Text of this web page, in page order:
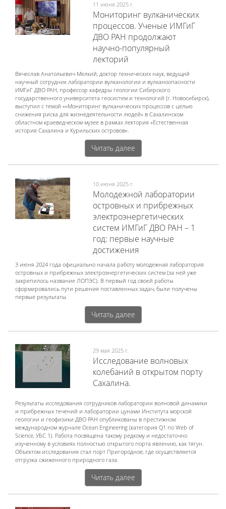
11 июня 2025 г.
Мониторинг вулканических
процессов. Ученые ИМГиГ
ДВО РАН продолжают
научно-популярный
лекторий
Вячеслав Анатольевич Мелкий, доктор технических наук, ведущий
научный сотрудник лаборатории вулканологии и вулканоопасности
ИМГиГ ДВО РАН, профессор кафедры геологии Сибирского
государственного университета геосистем и технологий (г. Новосибирск),
выступил с темой ««Мониторинг вулканических процессов с целью
снижения риска для жизнедеятельности людей» в Сахалинском
областном краеведческом музее в рамках лектория «Естественная
история Сахалина и Курильских островов».
Читать далее
10 июня 2025 г.
Молодежной лаборатории
островных и прибрежных
электроэнергетических
систем ИМГиГ ДВО РАН – 1
год: первые научные
достижения
3 июня 2024 года официально начала работу молодежная лаборатория
островных и прибрежных электроэнергетических систем (за ней уже
закрепилось название ЛОПЭС). В первый год своей работы
сформировались пути решения поставленных задач, были получены
первые результаты.
Читать далее
29 мая 2025 г.
Исследование волновых
колебаний в открытом порту
Сахалина.
Результаты исследования сотрудников лаборатории волновой динамики
и прибрежных течений и лаборатории цунами Института морской
геологии и геофизики ДВО РАН опубликованы в престижном
международном журнале Ocean Engineering (категория Q1 по Web of
Science, УБС 1). Работа посвящена такому редкому и недостаточно
изученному в условиях полностью открытого порта явлению, как тягун.
Объектом исследования стал порт Пригородное, где осуществляется
отгрузка сжиженного природного газа.
Читать далее